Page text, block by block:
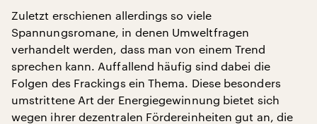
Zuletzt erschienen allerdings so viele
Spannungsromane, in denen Umweltfragen
verhandelt werden, dass man von einem Trend
sprechen kann. Auffallend häufig sind dabei die
Folgen des Frackings ein Thema. Diese besonders
umstrittene Art der Energiegewinnung bietet sich
wegen ihrer dezentralen Fördereinheiten gut an, die